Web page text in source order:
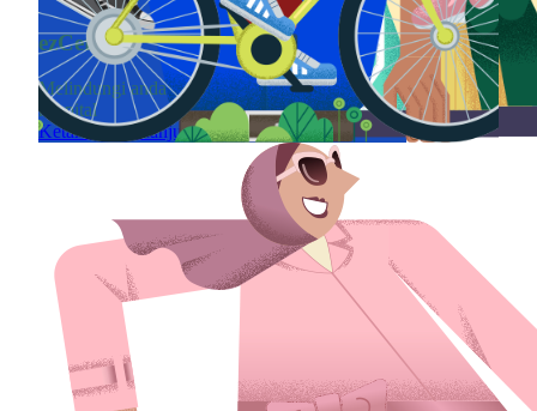
ezCergas
Melindungi anda sewaktu kemasukkan ke
hospital
Ketahui lebih lanjut
ezCover
Melindungi
Ketahui lebih